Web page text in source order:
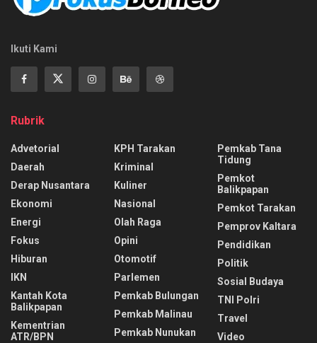
Ikuti Kami
Rubrik
Advetorial
Daerah
Derap Nusantara
Ekonomi
Energi
Fokus
Hiburan
IKN
Kantah Kota
Balikpapan
Kementrian
ATR/BPN
KPH Tarakan
Kriminal
Kuliner
Nasional
Olah Raga
Opini
Otomotif
Parlemen
Pemkab Bulungan
Pemkab Malinau
Pemkab Nunukan
Pemkab Tana
Tidung
Pemkot
Balikpapan
Pemkot Tarakan
Pemprov Kaltara
Pendidikan
Politik
Sosial Budaya
TNI Polri
Travel
Video